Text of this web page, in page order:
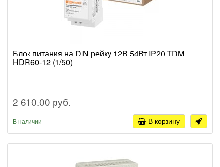
Блок питания на DIN рейку 12В 54Вт IP20 TDM
HDR60-12 (1/50)
2 610.00 руб.
В наличии В корзину